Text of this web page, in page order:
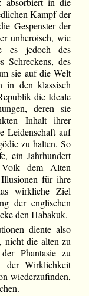
Kampf der
Gespenster der
unheroisch, wie
es jedoch des
Schreckens, des
sie auf die Welt
in den klassisch
die Ideale
deren sie
Inhalt ihrer
Leidenschaft auf
zu halten. So
ein Jahrhundert
dem Alten
Illusionen für ihre
wirkliche Ziel
der englischen
den Habakuk.
diente also
nicht die alten zu
Phantasie zu
der Wirklichkeit
wiederzufinden,